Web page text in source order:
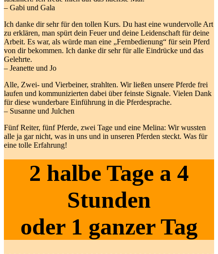
– Gabi und Gala
Ich danke dir sehr für den tollen Kurs. Du hast eine wundervolle Art
zu erklären, man spürt dein Feuer und deine Leidenschaft für deine
Arbeit. Es war, als würde man eine „Fernbedienung“ für sein Pferd
von dir bekommen. Ich danke dir sehr für alle Eindrücke und das
Gelehrte.
– Jeanette und Jo
Alle, Zwei- und Vierbeiner, strahlten. Wir ließen unsere Pferde frei
laufen und kommunizierten dabei über feinste Signale. Vielen Dank
für diese wunderbare Einführung in die Pferdesprache.
– Susanne und Julchen
Fünf Reiter, fünf Pferde, zwei Tage und eine Melina: Wir wussten
alle ja gar nicht, was in uns und in unseren Pferden steckt. Was für
eine tolle Erfahrung!
2 halbe Tage a 4
Stunden
oder 1 ganzer Tag